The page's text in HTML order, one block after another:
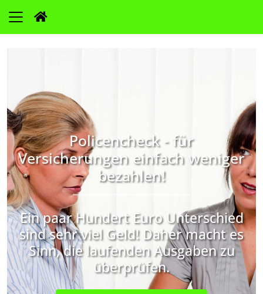
Policencheck - für
Versicherungen einfach weniger
bezahlen!
Ein paar Hundert Euro Unterschied
sind sehr viel Geld! Daher macht es
Sinn, die laufenden Ausgaben zu
überprüfen.